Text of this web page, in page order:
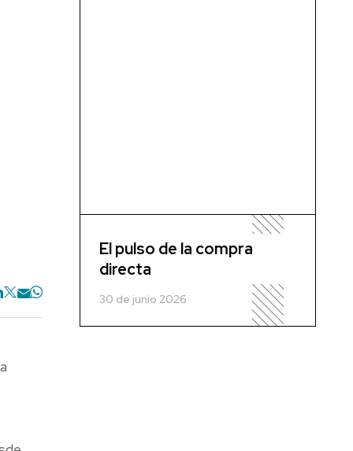
El pulso de la compra
directa
30 de junio 2026